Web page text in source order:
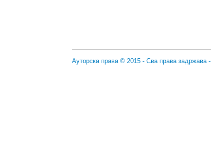
Ауторска права © 2015 - Сва права задржава -